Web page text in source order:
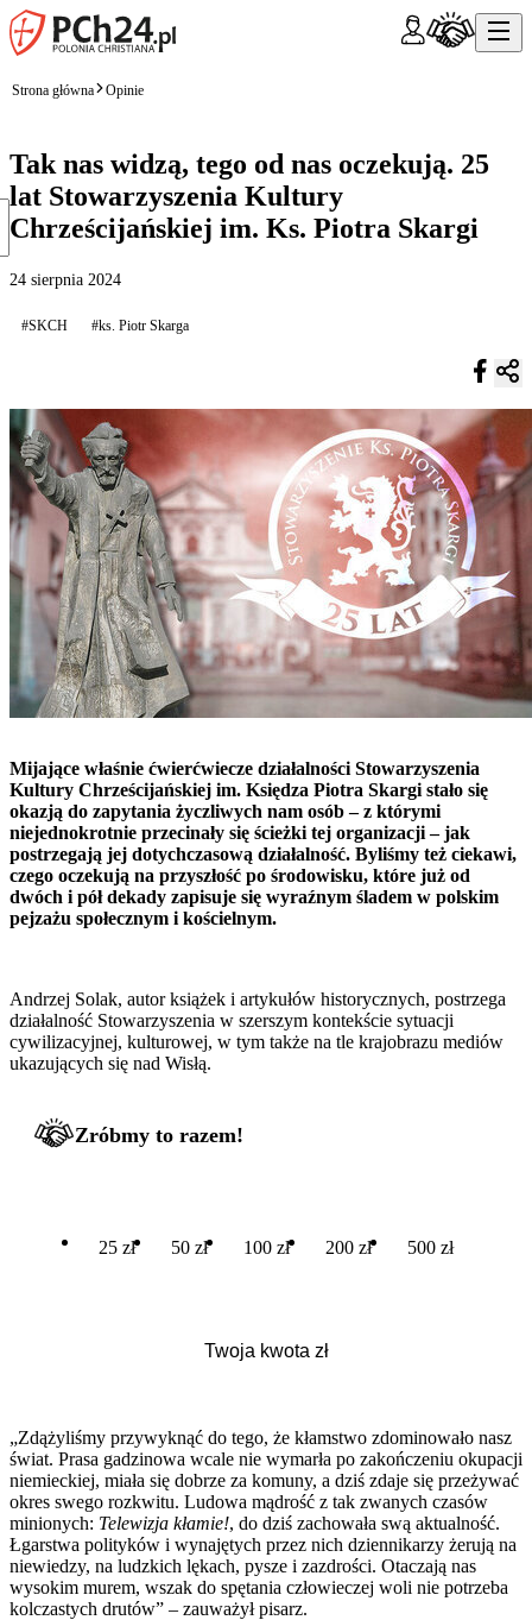
Strona główna Opinie
Tak nas widzą, tego od nas oczekują. 25
lat Stowarzyszenia Kultury
Chrześcijańskiej im. Ks. Piotra Skargi
24 sierpnia 2024
#SKCH #ks. Piotr Skarga
Mijające właśnie ćwierćwiecze działalności Stowarzyszenia
Kultury Chrześcijańskiej im. Księdza Piotra Skargi stało się
okazją do zapytania życzliwych nam osób – z którymi
niejednokrotnie przecinały się ścieżki tej organizacji – jak
postrzegają jej dotychczasową działalność. Byliśmy też ciekawi,
czego oczekują na przyszłość po środowisku, które już od
dwóch i pół dekady zapisuje się wyraźnym śladem w polskim
pejzażu społecznym i kościelnym.
Andrzej Solak, autor książek i artykułów historycznych, postrzega
działalność Stowarzyszenia w szerszym kontekście sytuacji
cywilizacyjnej, kulturowej, w tym także na tle krajobrazu mediów
ukazujących się nad Wisłą.
Zróbmy to razem!
25 zł 50 zł 100 zł 200 zł 500 zł
„Zdążyliśmy przywyknąć do tego, że kłamstwo zdominowało nasz
świat. Prasa gadzinowa wcale nie wymarła po zakończeniu okupacji
niemieckiej, miała się dobrze za komuny, a dziś zdaje się przeżywać
okres swego rozkwitu. Ludowa mądrość z tak zwanych czasów
minionych: Telewizja kłamie!, do dziś zachowała swą aktualność.
Łgarstwa polityków i wynajętych przez nich dziennikarzy żerują na
niewiedzy, na ludzkich lękach, pysze i zazdrości. Otaczają nas
wysokim murem, wszak do spętania człowieczej woli nie potrzeba
kolczastych drutów” – zauważył pisarz.